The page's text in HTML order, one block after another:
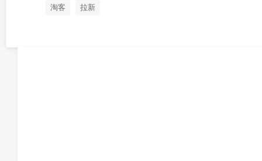
淘客 拉新